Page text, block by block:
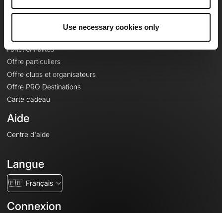
Use necessary cookies only
Fonctionnalités
Offre particuliers
Offre clubs et organisateurs
Offre PRO Destinations
Carte cadeau
Aide
Centre d'aide
Langue
🇫🇷 Français
Connexion